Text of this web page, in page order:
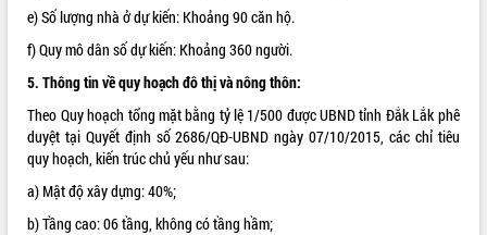
Lễ truy tặng danh hiệu “Bà Mẹ Việt
Lao động
UBND tỉnh Đắk Lắk triển khai nhiệm
vụ 6 tháng cuối năm 2026
Kỳ họp thứ Hai, Hội đồng nhân dân
tỉnh khóa XI quyết nghị nhiều nội dung
Bí thư Tỉnh ủy Lương Nguyễn Minh
Triết thăm, tặng quà người có công với
ALBUM ẢNH
e) Số lượng nhà ở dự kiến: Khoảng 90 căn hộ.
f) Quy mô dân số dự kiến: Khoảng 360 người.
5. Thông tin về quy hoạch đô thị và nông thôn:
Theo Quy hoạch tổng mặt bằng tỷ lệ 1/500 được UBND tỉnh Đắk Lắk phê
duyệt tại Quyết định số 2686/QĐ-UBND ngày 07/10/2015, các chỉ tiêu
quy hoạch, kiến trúc chủ yếu như sau:
a) Mật độ xây dựng: 40%;
b) Tầng cao: 06 tầng, không có tầng hầm;